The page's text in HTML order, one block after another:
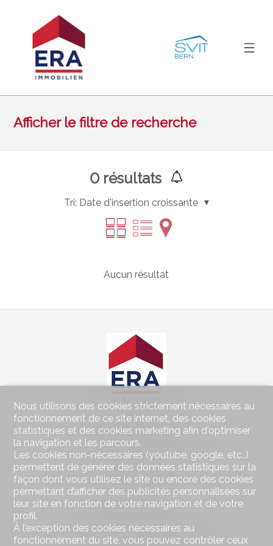
Afficher le filtre de recherche
0résultats
Tri: Date d'insertion croissante
Aucun résultat
Contactez-nous
Wohnen im Seeland Immobilien GmbH
Hauptstrasse 49
2560 Nidau
Tél.032 323 01 04
Fax 032 323 01 06
wohnen@imseeland.ch
Restez connecté
Nous utilisons des cookies strictement nécessaires au
fonctionnement de ce site internet, des cookies
statistiques et des cookies marketing afin d'optimiser
la navigation et les parcours.
Les cookies non-nécessaires (youtube, google, etc..)
permettent de générer des données statistiques sur la
façon dont vous utilisez le site ou encore des cookies
permettant d’afficher des publicités personnalisées sur
leur site en fonction de votre navigation et de votre
profil.
À l’exception des cookies nécessaires au
fonctionnement du site, vous pouvez contrôler ceux